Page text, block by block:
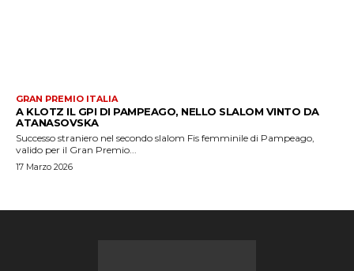
GRAN PREMIO ITALIA
A KLOTZ IL GPI DI PAMPEAGO, NELLO SLALOM VINTO DA
ATANASOVSKA
Successo straniero nel secondo slalom Fis femminile di Pampeago,
valido per il Gran Premio...
17 Marzo 2026